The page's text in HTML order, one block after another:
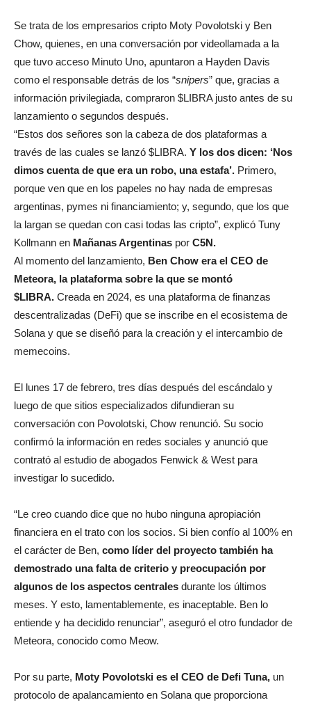
Se trata de los empresarios cripto Moty Povolotski y Ben
Chow, quienes, en una conversación por videollamada a la
que tuvo acceso Minuto Uno, apuntaron a Hayden Davis
como el responsable detrás de los “snipers” que, gracias a
información privilegiada, compraron $LIBRA justo antes de su
lanzamiento o segundos después.
“Estos dos señores son la cabeza de dos plataformas a
través de las cuales se lanzó $LIBRA. Y los dos dicen: ‘Nos
dimos cuenta de que era un robo, una estafa’. Primero,
porque ven que en los papeles no hay nada de empresas
argentinas, pymes ni financiamiento; y, segundo, que los que
la largan se quedan con casi todas las cripto”, explicó Tuny
Kollmann en Mañanas Argentinas por C5N.
Al momento del lanzamiento, Ben Chow era el CEO de
Meteora, la plataforma sobre la que se montó
$LIBRA. Creada en 2024, es una plataforma de finanzas
descentralizadas (DeFi) que se inscribe en el ecosistema de
Solana y que se diseñó para la creación y el intercambio de
memecoins.
El lunes 17 de febrero, tres días después del escándalo y
luego de que sitios especializados difundieran su
conversación con Povolotski, Chow renunció. Su socio
confirmó la información en redes sociales y anunció que
contrató al estudio de abogados Fenwick & West para
investigar lo sucedido.
“Le creo cuando dice que no hubo ninguna apropiación
financiera en el trato con los socios. Si bien confío al 100% en
el carácter de Ben, como líder del proyecto también ha
demostrado una falta de criterio y preocupación por
algunos de los aspectos centrales durante los últimos
meses. Y esto, lamentablemente, es inaceptable. Ben lo
entiende y ha decidido renunciar”, aseguró el otro fundador de
Meteora, conocido como Meow.
Por su parte, Moty Povolotski es el CEO de Defi Tuna, un
protocolo de apalancamiento en Solana que proporciona